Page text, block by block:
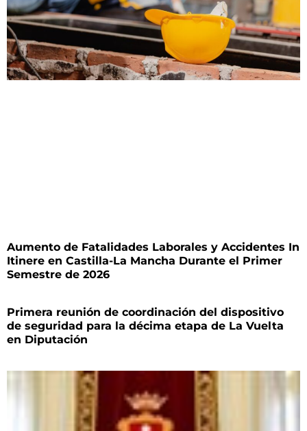
Aumento de Fatalidades Laborales y Accidentes In
Itinere en Castilla-La Mancha Durante el Primer
Semestre de 2026
Primera reunión de coordinación del dispositivo
de seguridad para la décima etapa de La Vuelta
en Diputación